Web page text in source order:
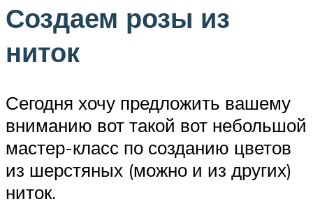
Создаем розы из
ниток
Сегодня хочу предложить вашему
вниманию вот такой вот небольшой
мастер-класс по созданию цветов
из шерстяных (можно и из других)
ниток.